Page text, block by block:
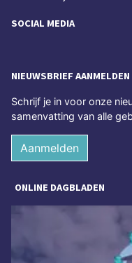
SOCIAL MEDIA
NIEUWSBRIEF AANMELDEN
Schrijf je in voor onze
samenvatting van alle
Aanmelden
ONLINE DAGBLADEN